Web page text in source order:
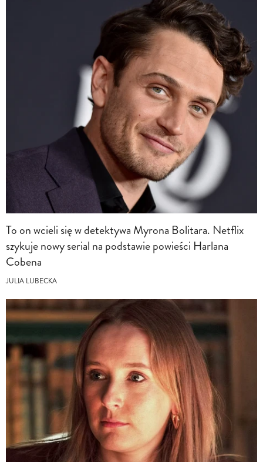
To on wcieli się w detektywa Myrona Bolitara. Netflix
szykuje nowy serial na podstawie powieści Harlana
Cobena
JULIA LUBECKA